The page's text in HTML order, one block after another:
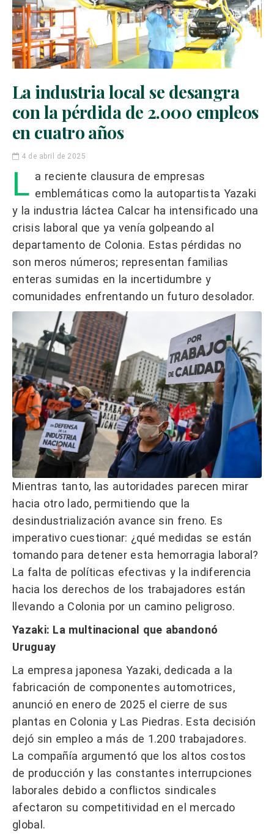
La industria local se desangra
con la pérdida de 2.000 empleos
en cuatro años
4 de abril de 2025
L a reciente clausura de empresas
emblemáticas como la autopartista Yazaki
y la industria láctea Calcar ha intensificado una
crisis laboral que ya venía golpeando al
departamento de Colonia. Estas pérdidas no
son meros números; representan familias
enteras sumidas en la incertidumbre y
comunidades enfrentando un futuro desolador.
Mientras tanto, las autoridades parecen mirar
hacia otro lado, permitiendo que la
desindustrialización avance sin freno. Es
imperativo cuestionar: ¿qué medidas se están
tomando para detener esta hemorragia laboral?
La falta de políticas efectivas y la indiferencia
hacia los derechos de los trabajadores están
llevando a Colonia por un camino peligroso.​
Yazaki: La multinacional que abandonó
Uruguay
La empresa japonesa Yazaki, dedicada a la
fabricación de componentes automotrices,
anunció en enero de 2025 el cierre de sus
plantas en Colonia y Las Piedras. Esta decisión
dejó sin empleo a más de 1.200 trabajadores.
La compañía argumentó que los altos costos
de producción y las constantes interrupciones
laborales debido a conflictos sindicales
afectaron su competitividad en el mercado
global.